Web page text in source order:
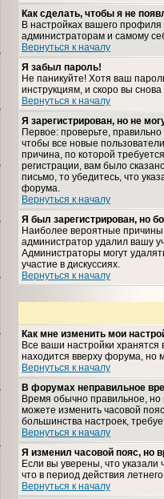
Как сделать, чтобы я не
В настройках вашего
администраторам и самому
Вернуться к началу
Я забыл пароль!
Не паникуйте! Хотя ваш
инструкциям, и скоро вы
Вернуться к началу
Я зарегистрирован, но не
Первое: проверьте,
чтобы все новые
причина, по которой
регистрации, вам было
письмо, то убедитесь, что
форума.
Вернуться к началу
Я был зарегистрирован, но
Наиболее вероятные
администратор удалил вашу
Администраторы могут
участие в дискуссиях.
Вернуться к началу
Как мне изменить мои
Все ваши настройки
находится вверху форума, но
Вернуться к началу
В форумах неправильное
Время обычно правильное, но
можете изменить часовой
большинства настроек,
Вернуться к началу
Я изменил часовой пояс, но
Если вы уверены, что
что в период действия
Вернуться к началу